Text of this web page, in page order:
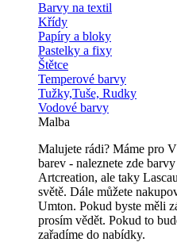
Barvy na textil
Křídy
Papíry a bloky
Pastelky a fixy
Štětce
Temperové barvy
Tužky,Tuše, Rudky
Vodové barvy
Malba
Malujete rádi? Máme pro
barev - naleznete zde
Artcreation, ale taky
světě. Dále můžete
Umton. Pokud byste měli
prosím vědět. Pokud to
zařadíme do nabídky.